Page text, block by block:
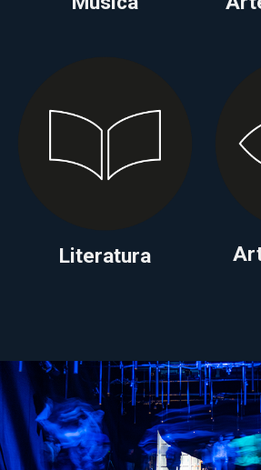
Literatura